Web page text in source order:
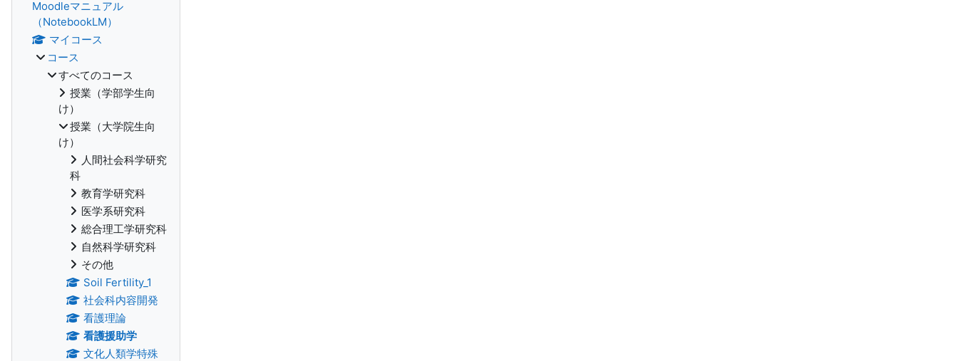
Moodleマニュアル
（NotebookLM）
マイコース
コース
すべてのコース
授業（学部学生向
け）
授業（大学院生向
け）
人間社会科学研究
科
教育学研究科
医学系研究科
総合理工学研究科
自然科学研究科
その他
Soil Fertility_1
社会科内容開発
看護理論
看護援助学
文化人類学特殊